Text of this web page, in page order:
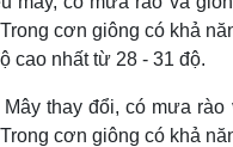
cơn giông có khả
cao nhất từ 28 - 31 độ.
thay đổi, có mưa
cơn giông có khả